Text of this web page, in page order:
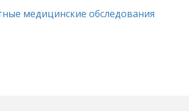
медицинские обследования